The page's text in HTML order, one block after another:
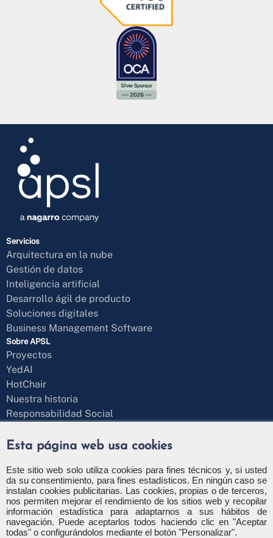
Servicios
Arquitectura en la nube
Gestión de datos
Inteligencia artificial
Desarrollo ágil de producto
Soluciones digitales
Business Management Software
Sobre APSL
Proyectos
YedAI
HotChair
Nuestra historia
Responsabilidad Social
¿Hablamos?
Formulario de contacto
+34 971 43 97 71
info@apsl.net
Esta página web usa cookies
Este sitio web solo utiliza cookies para fines técnicos y, si usted
da su consentimiento, para fines estadísticos. En ningún caso se
instalan cookies publicitarias. Las cookies, propias o de terceros,
nos permiten mejorar el rendimiento de los sitios web y recopilar
información estadística para adaptarnos a sus hábitos de
navegación. Puede aceptarlos todos haciendo clic en "Aceptar
todas" o configurándolos mediante el botón "Personalizar".